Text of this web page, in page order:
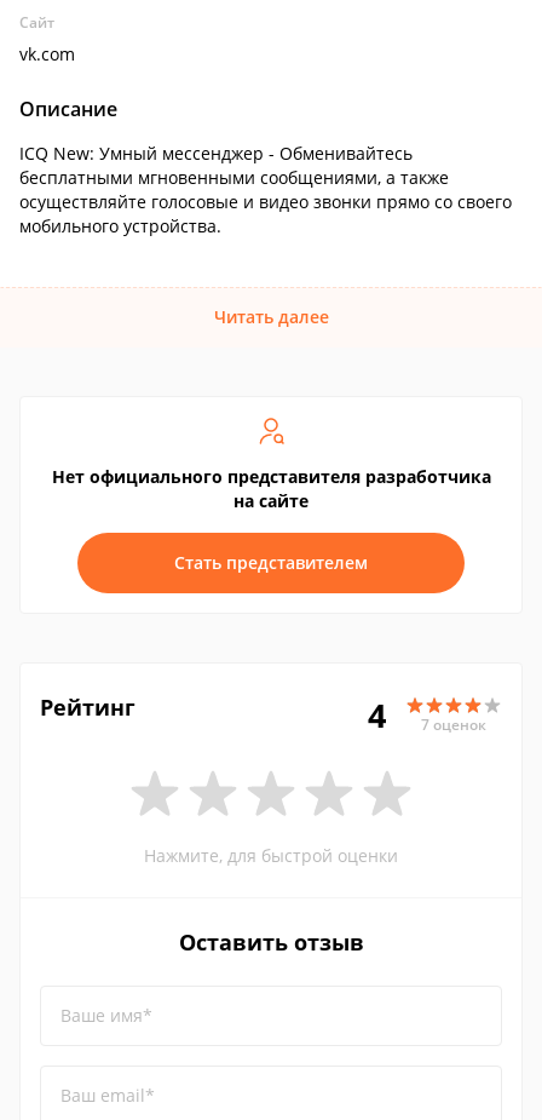
Сайт
vk.com
Описание
ICQ New: Умный мессенджер - Обменивайтесь
бесплатными мгновенными сообщениями, а также
осуществляйте голосовые и видео звонки прямо со своего
мобильного устройства.
Читать далее
Нет официального представителя разработчика
на сайте
Стать представителем
Рейтинг 4 7 оценок
Нажмите, для быстрой оценки
Оставить отзыв
Ваше имя*
Ваш email*